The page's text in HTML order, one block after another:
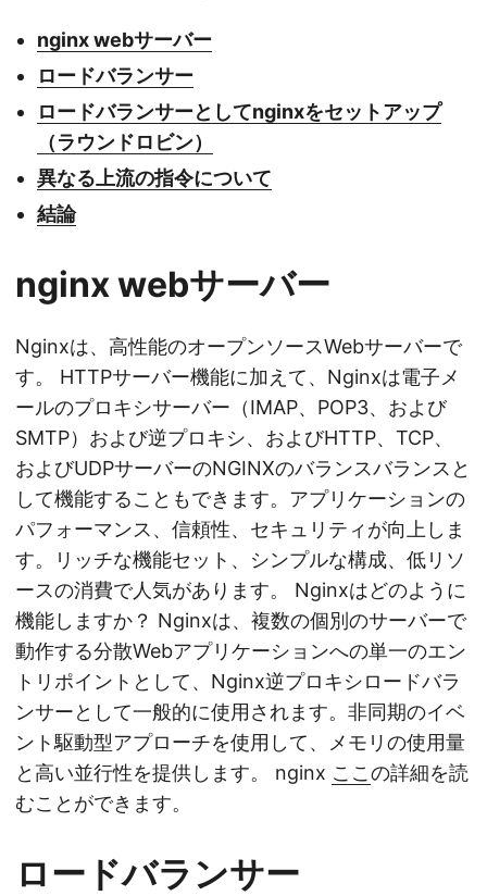
nginx webサーバー
ロードバランサー
ロードバランサーとしてnginxをセットアップ
（ラウンドロビン）
異なる上流の指令について
結論
nginx webサーバー
Nginxは、高性能のオープンソースWebサーバーで
す。 HTTPサーバー機能に加えて、Nginxは電子メ
ールのプロキシサーバー（IMAP、POP3、および
SMTP）および逆プロキシ、およびHTTP、TCP、
およびUDPサーバーのNGINXのバランスバランスと
して機能することもできます。アプリケーションの
パフォーマンス、信頼性、セキュリティが向上しま
す。リッチな機能セット、シンプルな構成、低リソ
ースの消費で人気があります。 Nginxはどのように
機能しますか？ Nginxは、複数の個別のサーバーで
動作する分散Webアプリケーションへの単一のエン
トリポイントとして、Nginx逆プロキシロードバラ
ンサーとして一般的に使用されます。非同期のイベ
ント駆動型アプローチを使用して、メモリの使用量
と高い並行性を提供します。 nginx ここ の詳細を読
むことができます。
ロードバランサー